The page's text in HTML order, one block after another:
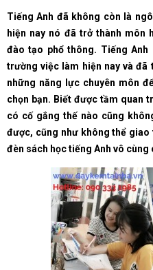
Tiếng Anh đã không còn là
hiện nay nó đã trở thành môn
đào tạo phổ thông. Tiếng
trường việc làm hiện nay và đã
những năng lực chuyên môn
chọn bạn. Biết được tầm quan
có cố gắng thế nào cũng
được, cũng như không thể giao
đèn sách học tiếng Anh vô cùng